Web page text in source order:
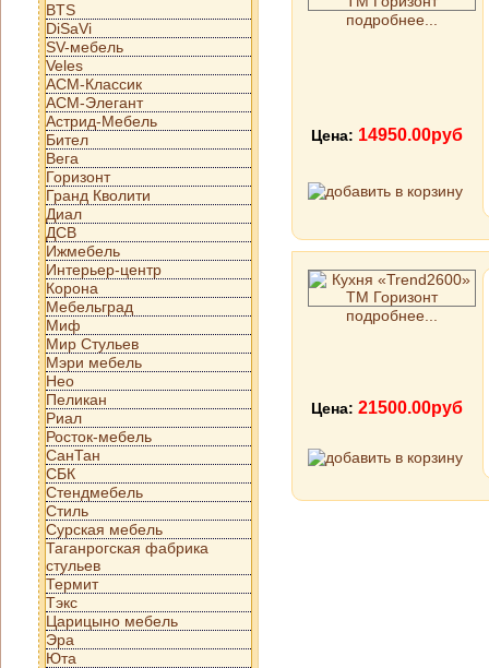
BTS
DiSaVi
SV-мебель
Veles
АСМ-Классик
АСМ-Элегант
Астрид-Мебель
Бител
Вега
Горизонт
Гранд Кволити
Диал
ДСВ
Ижмебель
Интерьер-центр
Корона
Мебельград
Миф
Мир Стульев
Мэри мебель
Нео
Пеликан
Риал
Росток-мебель
СанТан
СБК
Стендмебель
Стиль
Сурская мебель
Таганрогская фабрика
стульев
Термит
Тэкс
Царицыно мебель
Эра
Юта
подробнее...
Цена: 14950.00руб
подробнее...
Цена: 21500.00руб